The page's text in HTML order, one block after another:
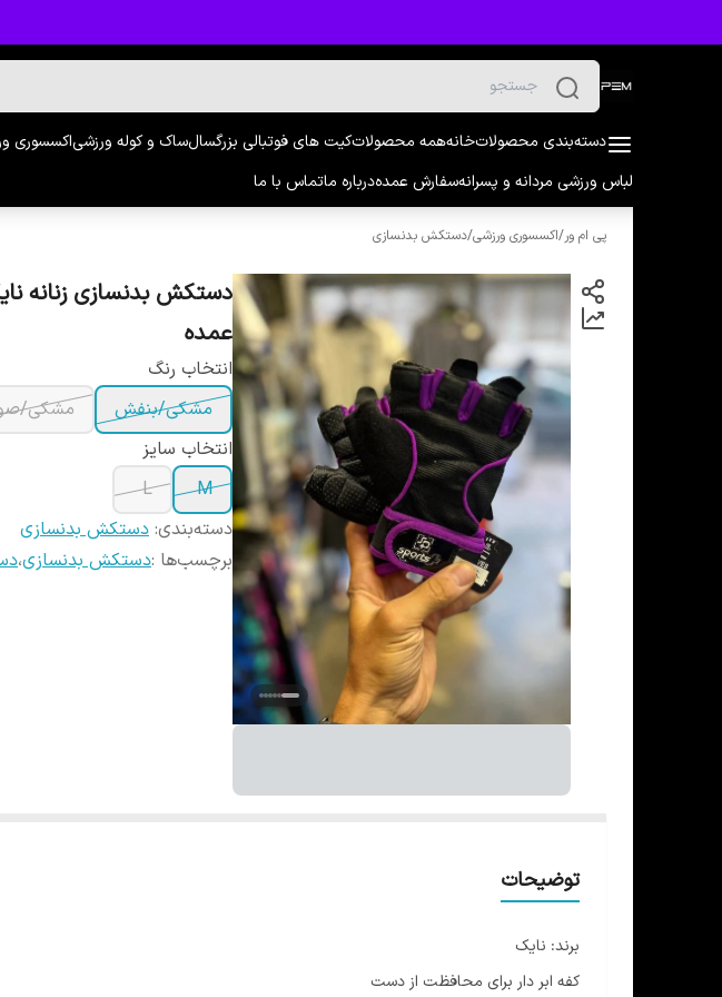
دسته‌بندی محصولاتخانههمه محصولاتکیت های فوتبالی بزرگسالساک و کوله ورزشیاکسسوری
لباس ورزشی مردانه و پسرانهسفارش عمدهدرباره ماتماس با ما
پی ام ور/اکسسوری ورزشی/دستکش بدنسازی
عمده
انتخاب رنگ
مشکی/بنفش
مشکی/
انتخاب سایز
M
L
دسته‌بندی: دستکش بدنسازی
برچسب‌ها :دستکش بدنسازی،
توضیحات
برند: نایک
کفه ابر دار برای محافظت از دست